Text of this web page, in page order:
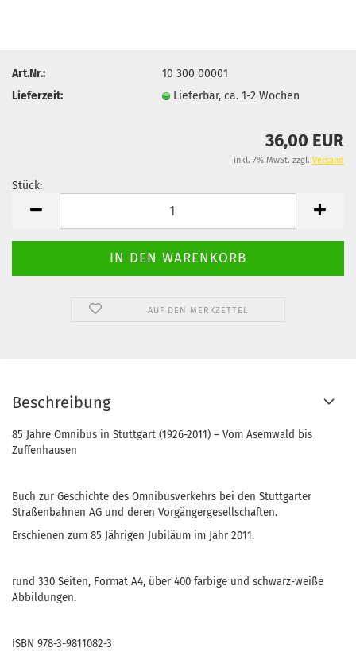
Art.Nr.:
10 300 00001
Lieferzeit:
Lieferbar, ca. 1-2 Wochen
36,00 EUR
inkl. 7% MwSt. zzgl. Versand
Stück:
AUF DEN MERKZETTEL
Beschreibung
85 Jahre Omnibus in Stuttgart (1926-2011) – Vom Asemwald bis
Zuffenhausen
Buch zur Geschichte des Omnibusverkehrs bei den Stuttgarter
Straßenbahnen AG und deren Vorgängergesellschaften.
Erschienen zum 85 Jährigen Jubiläum im Jahr 2011.
rund 330 Seiten, Format A4, über 400 farbige und schwarz-weiße
Abbildungen.
ISBN 978-3-9811082-3